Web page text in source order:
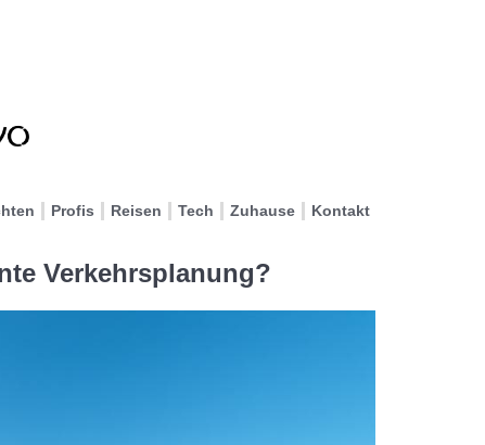
Profis Reisen Tech Zuhause Kontakt
Verkehrsplanung?